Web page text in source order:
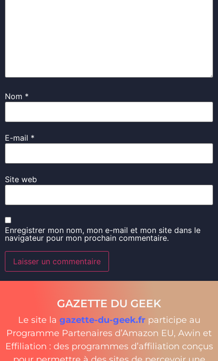
Nom *
E-mail *
Site web
Enregistrer mon nom, mon e-mail et mon site dans le
navigateur pour mon prochain commentaire.
GAZETTE DU GEEK
Le site la gazette-du-geek.frparticipe au
Programme Partenaires d’Amazon EU, Awin et
Effiliation : des programmes d’affiliation conçus